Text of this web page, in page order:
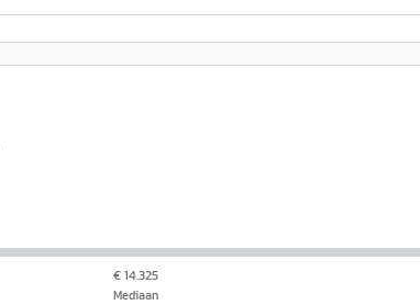
€ 14.325
Mediaan